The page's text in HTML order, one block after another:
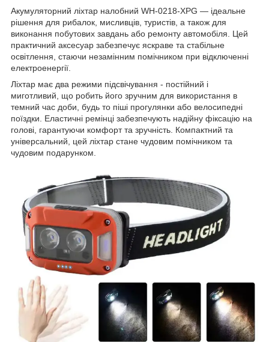
Акумуляторний ліхтар налобний WH-0218-XPG — ідеальне
рішення для рибалок, мисливців, туристів, а також для
виконання побутових завдань або ремонту автомобіля. Цей
практичний аксесуар забезпечує яскраве та стабільне
освітлення, стаючи незамінним помічником при відключенні
електроенергії.
Ліхтар має два режими підсвічування - постійний і
миготливий, що робить його зручним для використання в
темний час доби, будь то піші прогулянки або велосипедні
поїздки. Еластичні ремінці забезпечують надійну фіксацію на
голові, гарантуючи комфорт та зручність. Компактний та
універсальний, цей ліхтар стане чудовим помічником та
чудовим подарунком.